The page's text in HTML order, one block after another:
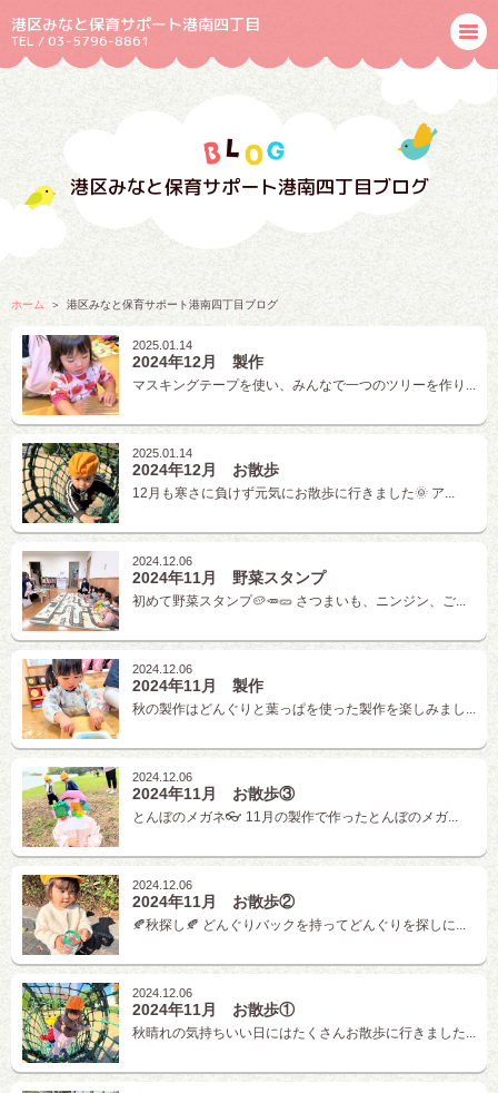
港区みなと保育サポート港南四丁目
TEL / 03-5796-8861
港区みなと保育サポート港南四丁目ブログ
ホーム 港区みなと保育サポート港南四丁目ブログ
2025.01.14
2024年12月 製作
マスキングテープを使い、みんなで一つのツリーを作り...
2025.01.14
2024年12月 お散歩
12月も寒さに負けず元気にお散歩に行きました🌞 ア...
2024.12.06
2024年11月 野菜スタンプ
初めて野菜スタンプ🥔🥕🥒 さつまいも、ニンジン、ご...
2024.12.06
2024年11月 製作
秋の製作はどんぐりと葉っぱを使った製作を楽しみまし...
2024.12.06
2024年11月 お散歩③
とんぼのメガネ👓 11月の製作で作ったとんぼのメガ...
2024.12.06
2024年11月 お散歩②
🍂秋探し🍂 どんぐりバックを持ってどんぐりを探しに...
2024.12.06
2024年11月 お散歩①
秋晴れの気持ちいい日にはたくさんお散歩に行きました...